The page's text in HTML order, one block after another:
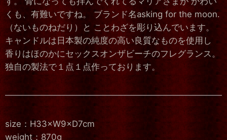
くも、有難いですね。 ブランド名asking for the moon.
（ないものねだり）と ことわざを彫り込んでいます。
キャンドルは日本製の純度の高い良質なものを使用し
香りはほのかにセックスオンザビーチのフレグランス。
独自の製法で１点１点作っております。
size：H33×W9×D7cm
weight：870g